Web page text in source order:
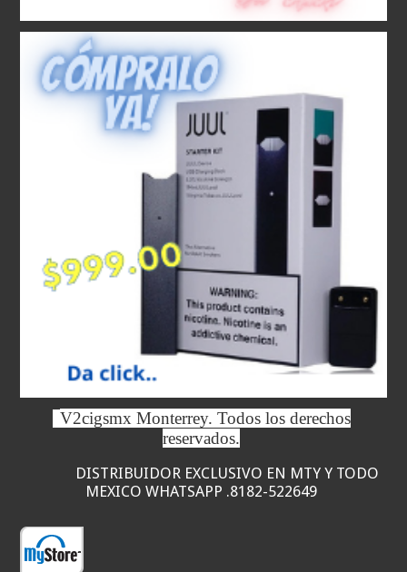
V2cigsmx Monterrey. Todos los derechos
reservados.
DISTRIBUIDOR EXCLUSIVO EN MTY Y TODO
MEXICO WHATSAPP .8182-522649